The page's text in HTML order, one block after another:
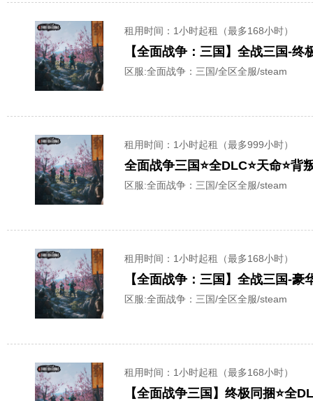
租用时间 ：1小时起租（最多168小时）
【全面战争：三国】全战三国-
区服:全面战争：三国/全区全服/steam
租用时间 ：1小时起租（最多999小时）
全面战争三国⭐全DLC⭐天命⭐背
区服:全面战争：三国/全区全服/steam
租用时间 ：1小时起租（最多168小时）
【全面战争：三国】全战三国-
区服:全面战争：三国/全区全服/steam
租用时间 ：1小时起租（最多168小时）
【全面战争三国】终极同捆⭐全